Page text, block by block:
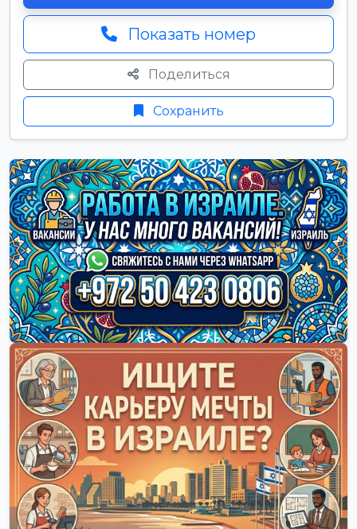
Показать номер
Поделиться
Сохранить